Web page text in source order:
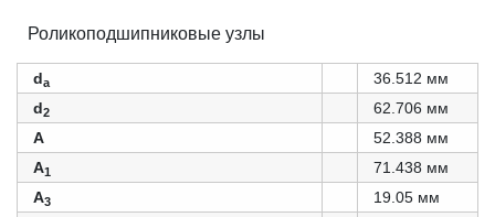
Роликоподшипниковые узлы
da
36.512 мм
d2
62.706 мм
A
52.388 мм
A1
71.438 мм
A3
19.05 мм